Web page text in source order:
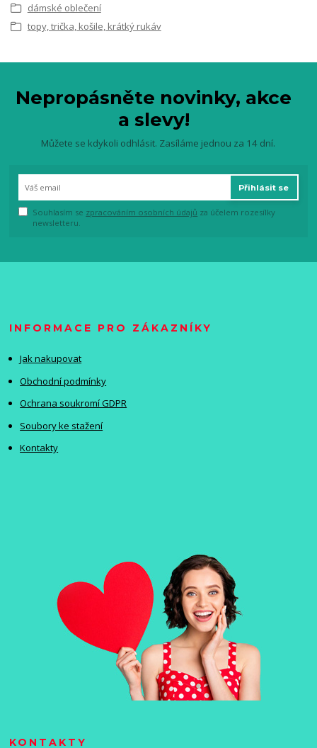
dámské oblečení
topy, trička, košile, krátký rukáv
Nepropásněte novinky, akce
a slevy!
Můžete se kdykoli odhlásit. Zasíláme jednou za 14 dní.
Přihlásit se
Souhlasím se zpracováním osobních údajů za účelem rozesílky
newsletteru.
INFORMACE PRO ZÁKAZNÍKY
Jak nakupovat
Obchodní podmínky
Ochrana soukromí GDPR
Soubory ke stažení
Kontakty
KONTAKTY